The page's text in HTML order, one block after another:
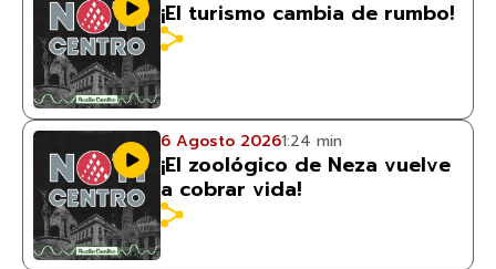
¡El turismo cambia de rumbo!
6 Agosto 20261:24 min
¡El zoológico de Neza vuelve
a cobrar vida!